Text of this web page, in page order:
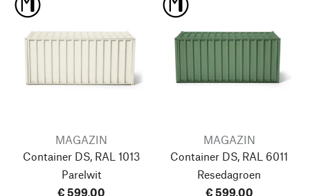
MAGAZIN
Container DS, RAL 1013
Parelwit
€ 599,00
MAGAZIN
Container DS, RAL 6011
Resedagroen
€ 599,00